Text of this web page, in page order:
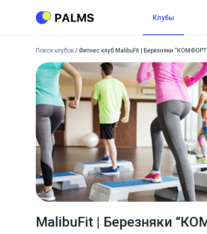
Клубы
Поиск клубов Фитнес клуб MalibuFit | Березняки
MalibuFit | Березняки